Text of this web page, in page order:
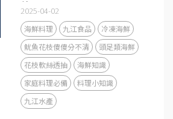
弟！
2025-04-02
海鮮料理 九江食品
冷凍海鮮
魷魚花枝傻傻分不清
頭足類海鮮
花枝軟絲透抽
海鮮知識
家庭料理必備
料理小知識
九江水產